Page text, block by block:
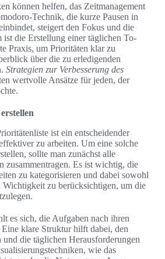
können helfen, das Zeitmanagement
Technik, die kurze Pausen in
steigert den Fokus und die
die Erstellung einer täglichen To-
Praxis, um Prioritäten klar zu
über die zu erledigenden
Strategien zur Verbesserung des
wertvolle Ansätze für jeden, der
ist ein entscheidender
zu arbeiten. Um eine solche
sollte man zunächst alle
zusammentragen. Es ist wichtig, die
zu kategorisieren und dabei sowohl
zu berücksichtigen, um die
es sich, die Aufgaben nach ihren
klare Struktur hilft dabei, den
die täglichen Herausforderungen
wie das